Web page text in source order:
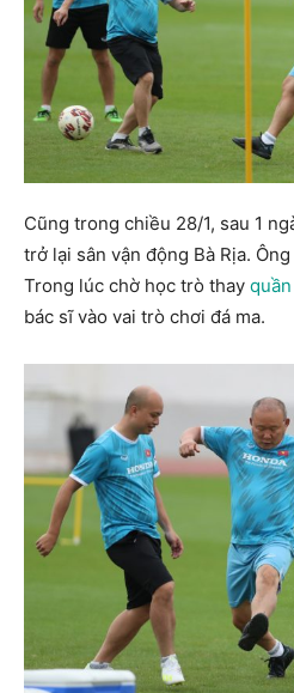
Cũng trong chiều 28/1, sau 1
trở lại sân vận động Bà Rịa.
Trong lúc chờ học trò thay
bác sĩ vào vai trò chơi đá ma.